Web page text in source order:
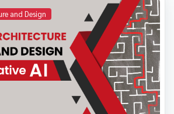
and Design